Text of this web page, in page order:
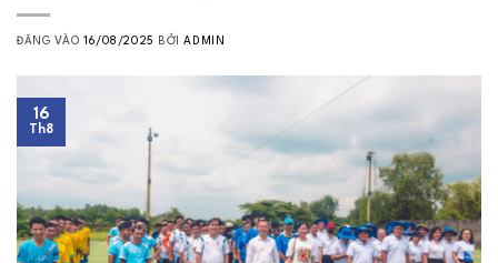
ĐĂNG VÀO16/08/2025 BỞIADMIN
16
Th8